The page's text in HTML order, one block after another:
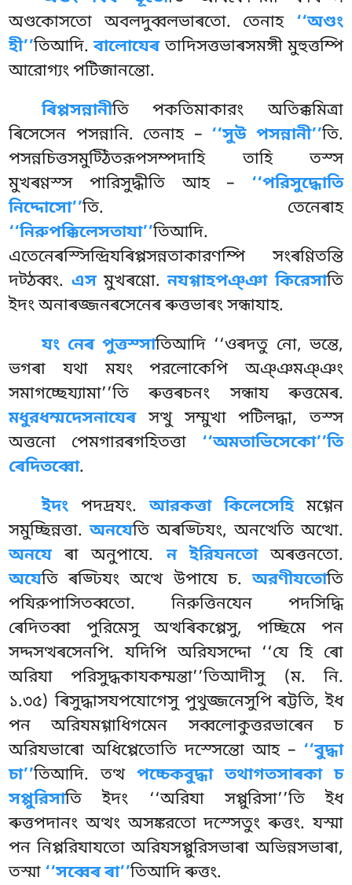
অণ্ডকোসতো অবলদুব্বলভাৰতো. তেনাহ ‘‘অণ্ডং
হী’’তিআদি.বালোযেৰতাদিসত্তভাৰসমঙ্গী মুহুত্তম্পি
আরোগ্যং পটিজানন্তো.
ৰিপ্পসন্নানীতি পকতিমাকারং অতিক্কমিত্ৰা
ৰিসেসেন পসন্নানি. তেনাহ – ‘‘সুউ পসন্নানী’’তি.
পসন্নচিত্তসমুট্ঠিতরূপসম্পদাহি তাহি তস্স
মুখৰণ্ণস্স পারিসুদ্ধীতি আহ – ‘‘পরিসুদ্ধোতি
নিদ্দোসো’’তি. তেনেৰাহ
‘‘নিরুপক্কিলেসতাযা’’তিআদি.
এতেনেৰস্সিন্দ্রিযৰিপ্পসন্নতাকারণম্পি সংৰণ্ণিতন্তি
দট্ঠব্বং. এসমুখৰণ্ণো.নযগ্গাহপঞ্ঞা কিরেসাতি
ইদং অনাৰজ্জনৰসেনেৰ ৰুত্তভাৰং সন্ধাযাহ.
যং নেৰ পুত্তস্সাতিআদি ‘‘ওৰদতু নো, ভন্তে,
ভগৰা যথা মযং পরলোকেপি অঞ্ঞমঞ্ঞং
সমাগচ্ছেয্যামা’’তি ৰুত্তৰচনং সন্ধায ৰুত্তমেৰ.
মধুরধম্মদেসনাযেৰসত্থু সম্মুখা পটিলদ্ধা, তস্স
অত্তনো পেমগারৰগহিতত্তা ‘‘অমতাভিসেকো’’তি
ৰেদিতব্বো.
ইদং পদদ্ৰযং.আরকত্তা কিলেসেহিমগ্গেন
সমুচ্ছিন্নত্তা.অনযেতি অৰড্ঢিযং, অনত্থেতি অত্থো.
অনযেৰা অনুপাযে.ন ইরিযনতোঅৰত্তনতো.
অযেতি ৰড্ঢিযং অত্থে উপাযে চ.অরণীযতোতি
পযিরুপাসিতব্বতো. নিরুত্তিনযেন পদসিদ্ধি
ৰেদিতব্বা পুরিমেসু অত্থৰিকপ্পেসু, পচ্ছিমে পন
সদ্দসত্থৰসেনপি. যদিপি অরিযসদ্দো ‘‘যে হি ৰো
অরিযা পরিসুদ্ধকাযকম্মন্তা’’তিআদীসু (ম. নি.
১.৩৫) ৰিসুদ্ধাসযপযোগেসু পুথুজ্জনেসুপি ৰট্টতি, ইধ
পন অরিযমগ্গাধিগমেন সব্বলোকুত্তরভাৰেন চ
অরিযভাৰো অধিপ্পেতোতি দস্সেন্তো আহ – ‘‘বুদ্ধা
চা’’তিআদি. তত্থ পচ্চেকবুদ্ধা তথাগতসাৰকা চ
সপ্পুরিসাতি ইদং ‘‘অরিযা সপ্পুরিসা’’তি ইধ
ৰুত্তপদানং অত্থং অসঙ্করতো দস্সেতুং ৰুত্তং. যস্মা
পন নিপ্পরিযাযতো অরিযসপ্পুরিসভাৰা অভিন্নসভাৰা,
তস্মা ‘‘সব্বেৰ ৰা’’তিআদি ৰুত্তং.